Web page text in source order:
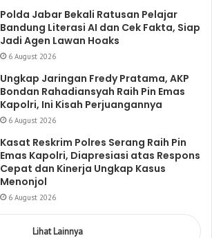
Polda Jabar Bekali Ratusan Pelajar
Bandung Literasi AI dan Cek Fakta, Siap
Jadi Agen Lawan Hoaks
6 August 2026
Ungkap Jaringan Fredy Pratama, AKP
Bondan Rahadiansyah Raih Pin Emas
Kapolri, Ini Kisah Perjuangannya
6 August 2026
Kasat Reskrim Polres Serang Raih Pin
Emas Kapolri, Diapresiasi atas Respons
Cepat dan Kinerja Ungkap Kasus
Menonjol
6 August 2026
Lihat Lainnya